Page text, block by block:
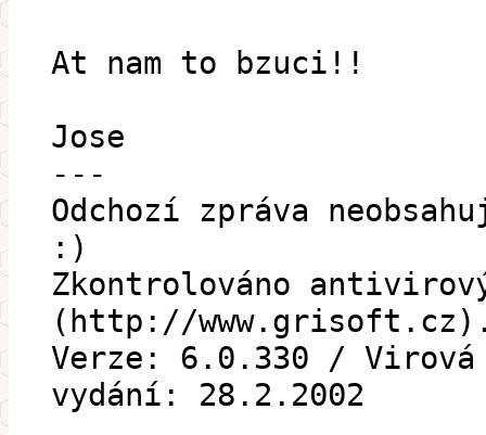
At nam to bzuci!!
Jose
---
Odchozí zpráva
:)
Zkontrolováno
(http://
Verze: 6.0.330 / Virová
vydání: 28.2.2002